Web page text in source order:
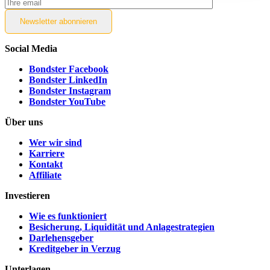
Newsletterabonnieren
Social Media
Bondster Facebook
Bondster LinkedIn
Bondster Instagram
Bondster YouTube
Über uns
Wer wir sind
Karriere
Kontakt
Affiliate
Investieren
Wie es funktioniert
Besicherung, Liquidität und Anlagestrategien
Darlehensgeber
Kreditgeber in Verzug